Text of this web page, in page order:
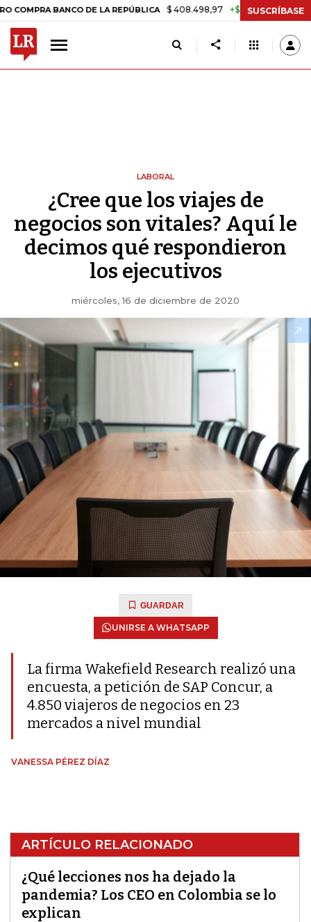
BANCO DE LA REPÚBLICA $ 408.498,97 +$ 8.753,81 +2,19%
SUSCRÍBASE
LABORAL
¿Cree que los viajes de
negocios son vitales? Aquí le
decimos qué respondieron
los ejecutivos
miércoles, 16 de diciembre de 2020
GUARDAR
UNIRSE A WHATSAPP
La firma Wakefield Research realizó una
encuesta, a petición de SAP Concur, a
4.850 viajeros de negocios en 23
mercados a nivel mundial
VANESSA PÉREZ DÍAZ
ARTÍCULO RELACIONADO
¿Qué lecciones nos ha dejado la
pandemia? Los CEO en Colombia se lo
explican